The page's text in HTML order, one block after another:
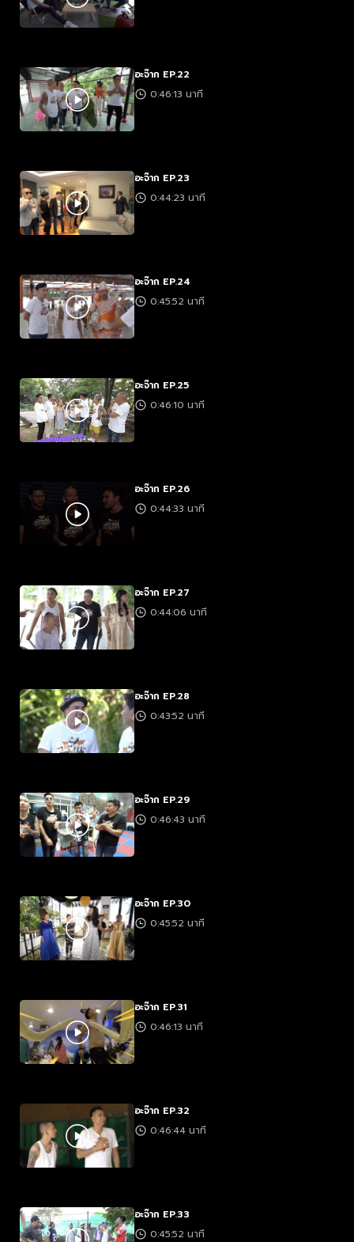
อะจ๊าก EP.22
0:46:13 นาที
อะจ๊าก EP.23
0:44:23 นาที
อะจ๊าก EP.24
0:45:52 นาที
อะจ๊าก EP.25
0:46:10 นาที
อะจ๊าก EP.26
0:44:33 นาที
อะจ๊าก EP.27
0:44:06 นาที
อะจ๊าก EP.28
0:43:52 นาที
อะจ๊าก EP.29
0:46:43 นาที
อะจ๊าก EP.30
0:45:52 นาที
อะจ๊าก EP.31
0:46:13 นาที
อะจ๊าก EP.32
0:46:44 นาที
อะจ๊าก EP.33
0:45:52 นาที